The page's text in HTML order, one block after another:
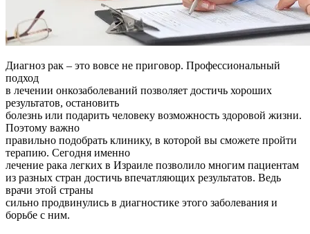
Диагноз рак – это вовсе не приговор. Профессиональный
подход
в лечении онкозаболеваний позволяет достичь хороших
результатов, остановить
болезнь или подарить человеку возможность здоровой жизни.
Поэтому важно
правильно подобрать клинику, в которой вы сможете пройти
терапию. Сегодня именно
лечение рака легких в Израиле позволило многим пациентам
из разных стран достичь впечатляющих результатов. Ведь
врачи этой страны
сильно продвинулись в диагностике этого заболевания и
борьбе с ним.